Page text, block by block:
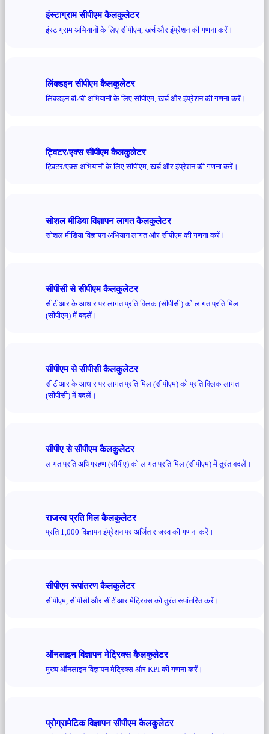
इंस्टाग्राम सीपीएम कैलकुलेटर
इंस्टाग्राम अभियानों के लिए सीपीएम, खर्च और इंप्रेशन की गणना करें।
लिंक्डइन सीपीएम कैलकुलेटर
लिंक्डइन बी2बी अभियानों के लिए सीपीएम, खर्च और इंप्रेशन की गणना करें।
ट्विटर/एक्स सीपीएम कैलकुलेटर
ट्विटर/एक्स अभियानों के लिए सीपीएम, खर्च और इंप्रेशन की गणना करें।
सोशल मीडिया विज्ञापन लागत कैलकुलेटर
सोशल मीडिया विज्ञापन अभियान लागत और सीपीएम की गणना करें।
सीपीसी से सीपीएम कैलकुलेटर
सीटीआर के आधार पर लागत प्रति क्लिक (सीपीसी) को लागत प्रति मिल
(सीपीएम) में बदलें।
सीपीएम से सीपीसी कैलकुलेटर
सीटीआर के आधार पर लागत प्रति मिल (सीपीएम) को प्रति क्लिक लागत
(सीपीसी) में बदलें।
सीपीए से सीपीएम कैलकुलेटर
लागत प्रति अधिग्रहण (सीपीए) को लागत प्रति मिल (सीपीएम) में तुरंत बदलें।
राजस्व प्रति मिल कैलकुलेटर
प्रति 1,000 विज्ञापन इंप्रेशन पर अर्जित राजस्व की गणना करें।
सीपीएम रूपांतरण कैलकुलेटर
सीपीएम, सीपीसी और सीटीआर मेट्रिक्स को तुरंत रूपांतरित करें।
ऑनलाइन विज्ञापन मेट्रिक्स कैलकुलेटर
मुख्य ऑनलाइन विज्ञापन मेट्रिक्स और KPI की गणना करें।
प्रोग्रामेटिक विज्ञापन सीपीएम कैलकुलेटर